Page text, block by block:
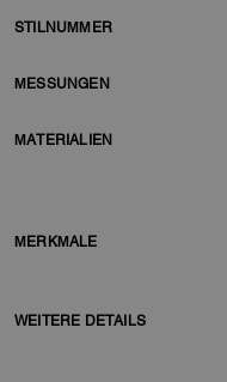
STILNUMMER
MESSUNGEN
MATERIALIEN
MERKMALE
WEITERE DETAILS